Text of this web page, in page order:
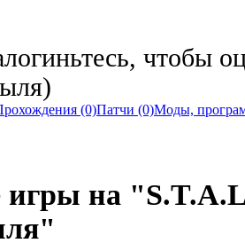
чтобы
(0)Патчи (0)Моды,
игры на